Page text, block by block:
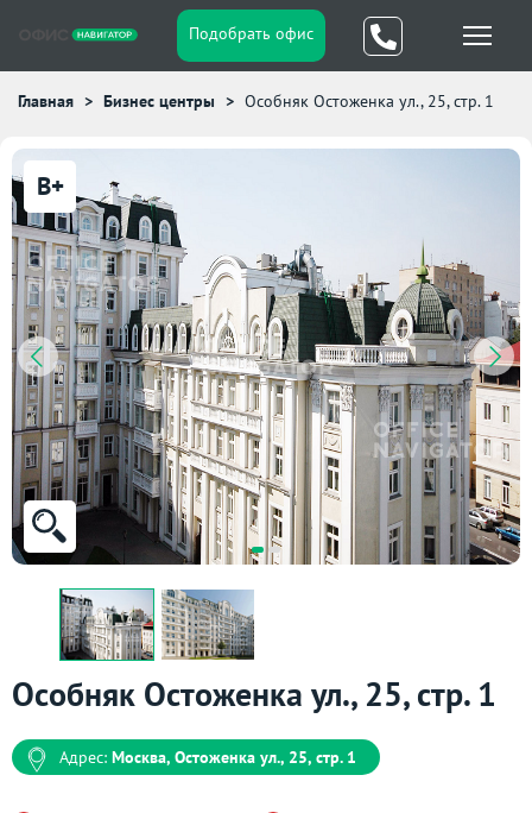
Подобрать офис
Главная Бизнес центры Особняк Остоженка ул., 25, стр. 1
B+
Особняк Остоженка ул., 25, стр. 1
Адрес: Москва, Остоженка ул., 25, стр. 1